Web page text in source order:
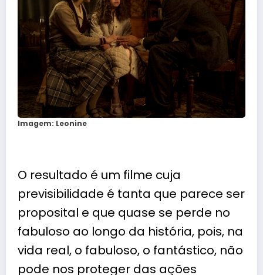
Imagem: Leonine
O resultado é um filme cuja
previsibilidade é tanta que parece ser
proposital e que quase se perde no
fabuloso ao longo da história, pois, na
vida real, o fabuloso, o fantástico, não
pode nos proteger das ações